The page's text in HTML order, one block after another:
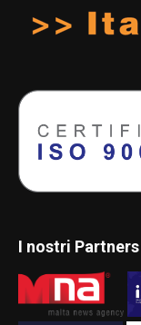
I nostri Partners